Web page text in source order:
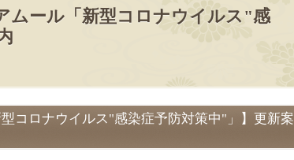
ムール「新型コロナウイルス"感
コロナウイルス"感染症予防対策中"」】更新案